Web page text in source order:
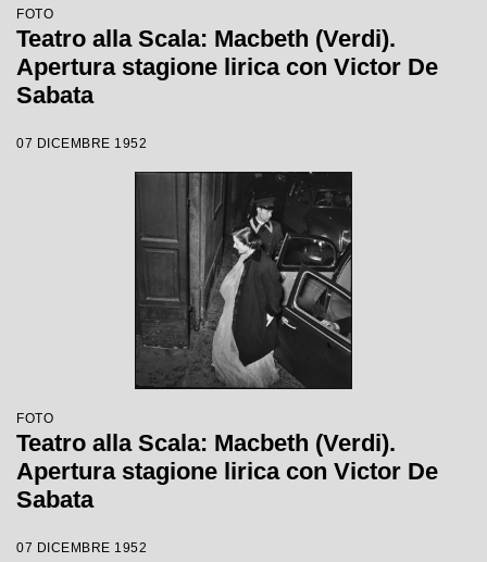
FOTO
Teatro alla Scala: Macbeth (Verdi).
Apertura stagione lirica con Victor De
Sabata
07 DICEMBRE 1952
FOTO
Teatro alla Scala: Macbeth (Verdi).
Apertura stagione lirica con Victor De
Sabata
07 DICEMBRE 1952